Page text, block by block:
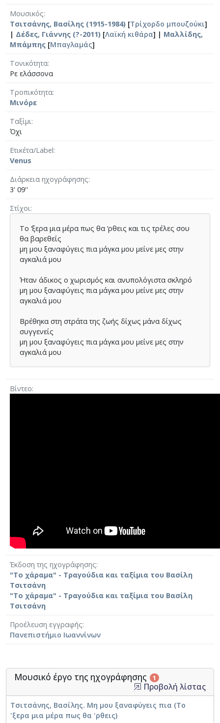
Μουσικός
Τσιτσάνης, Βασίλης (1915-1984) [Τρίχορδο μπουζούκι]
| Δέδες, Γιάννης (?-2011) [Λαϊκή κιθάρα] | Μαλλίδης,
Μπάμπης [Μπαγλαμάς]
Τονικότητα
Ρε ελάσσονα
Τροπικότητα
Μινόρε
Ταξίμι
Όχι
Ετικέτα/Label
Venus
Διάρκεια ηχογράφησης
3' 09''
Στίχοι
Το ‘ξερα µια µέρα πως θα ‘ρθεις και τις τρέλες σου
θα βαρεθείς
μη µου ξαναφύγεις πια µάγκα µου μείνε µες στην
αγκαλιά µου
Ήταν άδικος ο χωρισµός και ανυπολόγιστα σκληρό
μη µου ξαναφύγεις πια µάγκα µου μείνε µες στην
αγκαλιά µου
Βρέθηκα στη στράτα της ζωής δίχως µάνα δίχως
συγγενείς
μη µου ξαναφύγεις πια µάγκα µου μείνε µες στην
αγκαλιά µου
Βίντεο
Έκδοση της ηχογράφησης
"Το χάραμα" - Τραγούδια και ταξίμια του Βασίλη
Τσιτσάνη
"Το χάραμα" - Τραγούδια και ταξίμια του Βασίλη
Τσιτσάνη
Προέλευση εγγραφής
Πανεπιστήμιο Ιωαννίνων
Μουσικό έργο της ηχογράφησης 1
Προβολή λίστας
Τσιτσάνης, Βασίλης. Μη μου ξαναφύγεις πια (Το
'ξερα μια μέρα πως θα 'ρθεις)